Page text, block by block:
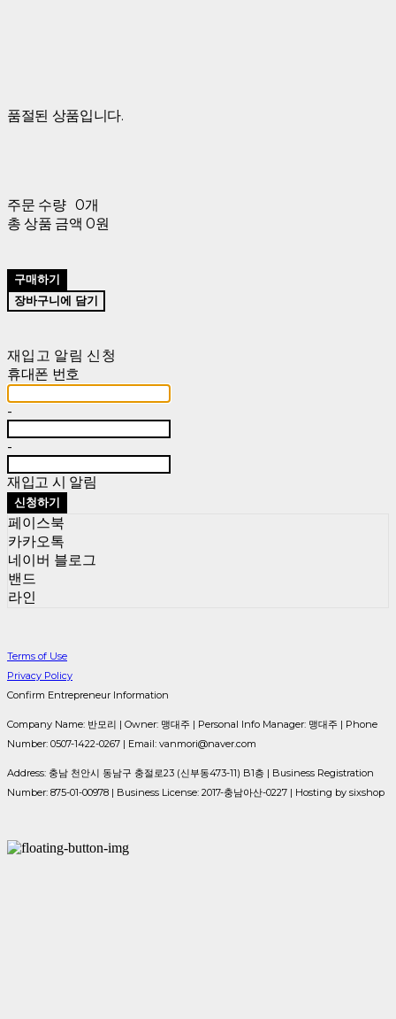
품절된 상품입니다.
주문 수량 0개
총 상품 금액 0원
구매하기
장바구니에 담기
재입고 알림 신청
휴대폰 번호
-
-
재입고 시 알림
신청하기
페이스북
카카오톡
네이버 블로그
밴드
라인
Terms of Use
Privacy Policy
Confirm Entrepreneur Information
Company Name: 반모리 | Owner: 맹대주 | Personal Info Manager: 맹대주 | Phone
Number: 0507-1422-0267 | Email: vanmori@naver.com
Address: 충남 천안시 동남구 충절로23 (신부동473-11) B1층 | Business Registration
Number: 875-01-00978 | Business License: 2017-충남아산-0227 | Hosting by sixshop